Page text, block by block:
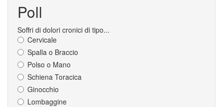
Poll
Soffri di dolori cronici di tipo...
Cervicale
Spalla o Braccio
Polso o Mano
Schiena Toracica
Ginocchio
Lombaggine